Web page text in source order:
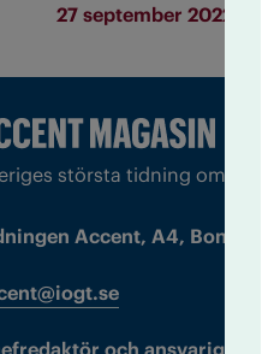
27 september 2022
största tidning om
Accent, A4,
och ansvarig